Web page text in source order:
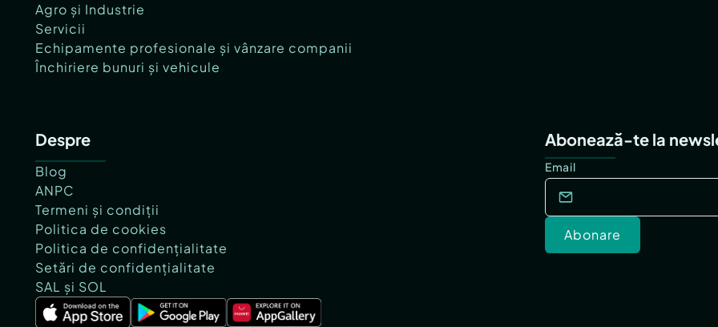
Agro și Industrie
Servicii
Echipamente profesionale și vânzare companii
Închiriere bunuri și vehicule
Despre
Blog
ANPC
Termeni și condiții
Politica de cookies
Politica de confidențialitate
Setări de confidențialitate
SAL și SOL
Abonează-te la
Email
Abonare